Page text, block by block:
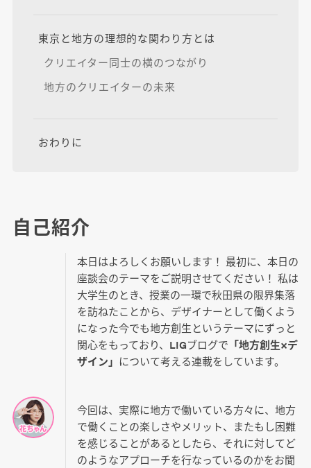
東京と地方の理想的な関わり方とは
クリエイター同士の横のつながり
地方のクリエイターの未来
おわりに
自己紹介
本日はよろしくお願いします！ 最初に、本日の
座談会のテーマをご説明させてください！ 私は
大学生のとき、授業の一環で秋田県の限界集落
を訪ねたことから、デザイナーとして働くよう
になった今でも地方創生というテーマにずっと
関心をもっており、LIGブログで 「地方創生×デ
ザイン」 について考える連載をしています。
今回は、実際に地方で働いている方々に、地方
で働くことの楽しさやメリット、またもし困難
を感じることがあるとしたら、それに対してど
のようなアプローチを行なっているのかをお聞